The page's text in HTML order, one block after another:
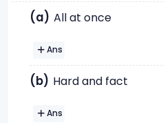
(a) All at once
Ans
(b) Hard and fact
Ans